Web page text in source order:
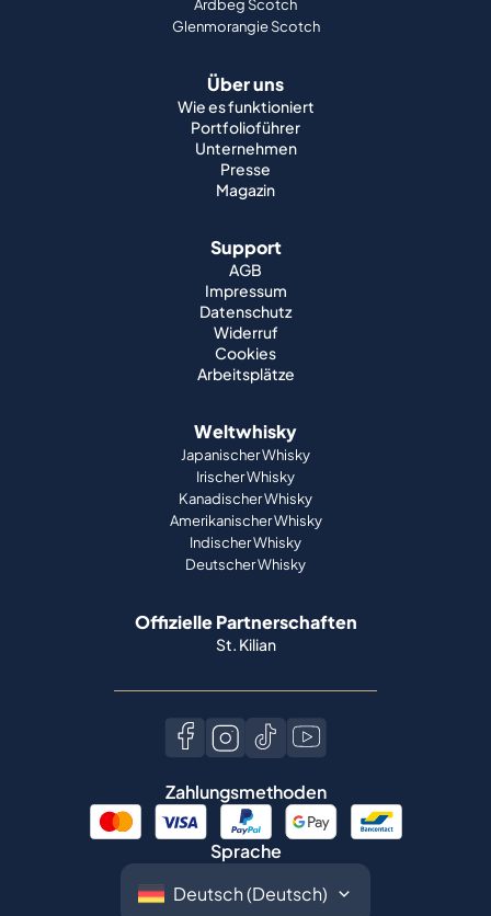
Ardbeg Scotch
Glenmorangie Scotch
Über uns
Wie es funktioniert
Portfolioführer
Unternehmen
Presse
Magazin
Support
AGB
Impressum
Datenschutz
Widerruf
Cookies
Arbeitsplätze
Weltwhisky
Japanischer Whisky
Irischer Whisky
Kanadischer Whisky
Amerikanischer Whisky
Indischer Whisky
Deutscher Whisky
Offizielle Partnerschaften
St. Kilian
Zahlungsmethoden
Sprache